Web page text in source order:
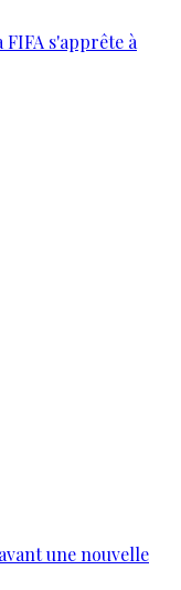
s'apprête à
une nouvelle